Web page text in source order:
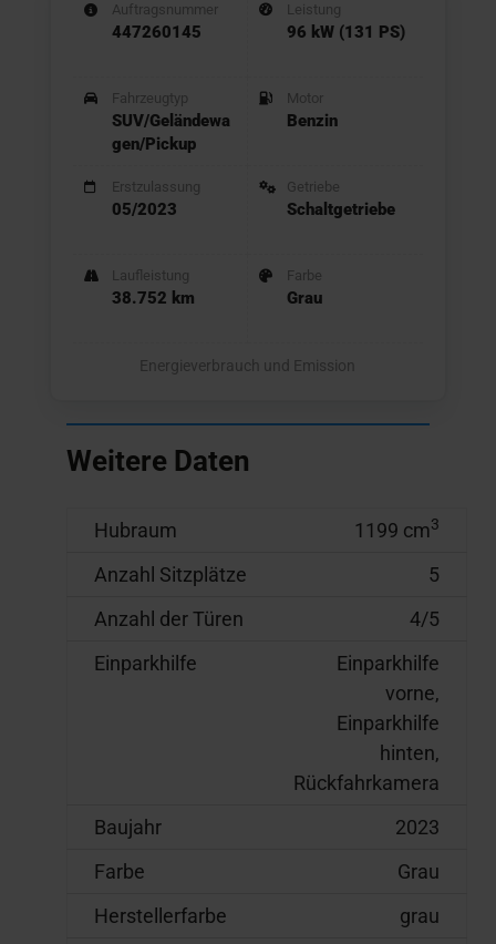
Auftragsnummer
447260145
Fahrzeugtyp
SUV/Geländewa
gen/Pickup
Erstzulassung
05/2023
Laufleistung
38.752 km
Leistung
96 kW (131 PS)
Motor
Benzin
Getriebe
Schaltgetriebe
Farbe
Grau
Energieverbrauch und Emission
Weitere Daten
Hubraum 1199 cm3
Anzahl Sitzplätze
5
Anzahl der Türen
4/5
Einparkhilfe
Einparkhilfe
vorne,
Einparkhilfe
hinten,
Rückfahrkamera
Baujahr
2023
Farbe
Grau
Herstellerfarbe
grau